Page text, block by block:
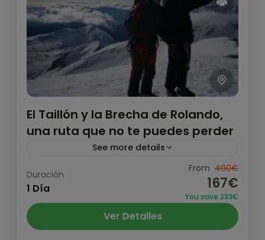
El Taillón y la Brecha de Rolando,
una ruta que no te puedes perder
See more details
La Brecha de Rolando y el Taillón es una
ruta que no puede faltar para cualquier
pirineísta. Un clásico entre los clásicos que
Pirineo y Prepirineo,Valle de Ordesa
Duración
1 Día
From 400€
167€
You save 233€
Ver Detalles